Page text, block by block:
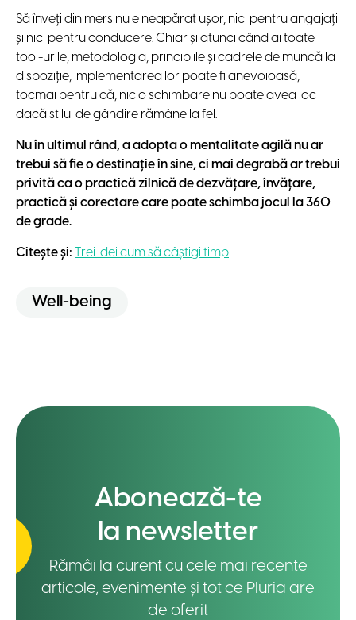
Să înveți din mers nu e neapărat ușor, nici pentru angajați
și nici pentru conducere. Chiar și atunci când ai toate
tool-urile, metodologia, principiile și cadrele de muncă la
dispoziție, implementarea lor poate fi anevoioasă,
tocmai pentru că, nicio schimbare nu poate avea loc
dacă stilul de gândire rămâne la fel.
Nu în ultimul rând, a adopta o mentalitate agilă nu ar
trebui să fie o destinație în sine, ci mai degrabă ar trebui
privită ca o practică zilnică de dezvățare, învățare,
practică și corectare care poate schimba jocul la 360
de grade.
Citește și: Trei idei cum să câștigi timp
Well-being
Abonează-te
la newsletter
Rămâi la curent cu cele mai recente
articole, evenimente și tot ce Pluria are
de oferit